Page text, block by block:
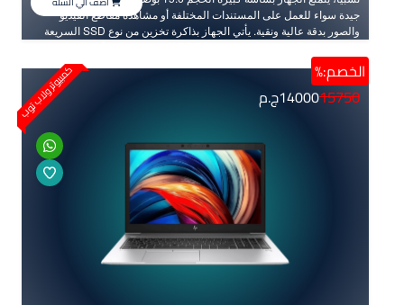
جيدة سواء للعمل على المستندات المختلفة أو مشاهدة مقاطع الفيديو
والصور بدقة عالية ونقية. يأتي الجهاز بذاكرة تخزين من نوع SSD السريعة
سريعاً ويعمل بأعلى كفاءة أثناء تعدد المهام والتطبيقات. بفضل هذه
المواصفات يوفر HP EliteBook 850 G5 تجربة استخدام مريحة وفعالة
لعملك أو دراستك و لإستخدامك الشخصي.
كمبيوتر ولاب توب الخصم:%
15750
14000ج.م